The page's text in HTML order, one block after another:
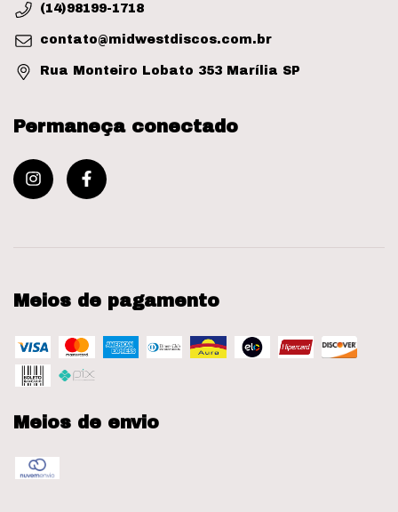
(14)98199-1718
contato@midwestdiscos.com.br
Rua Monteiro Lobato 353 Marília SP
Permaneça conectado
Meios de pagamento
Meios de envio